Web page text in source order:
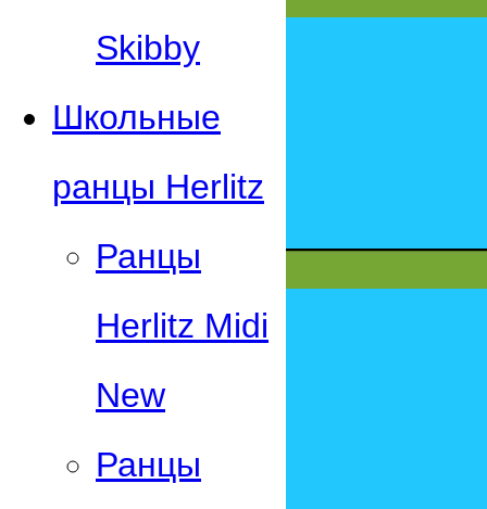
Skibby
Школьные
ранцы Herlitz
Ранцы
Herlitz Midi
New
Ранцы